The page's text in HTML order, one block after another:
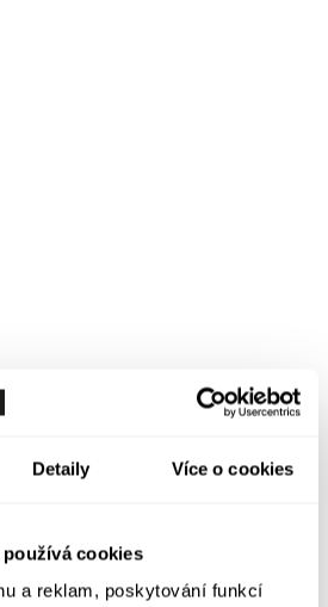
Detaily Více o cookies
cookies
a reklam, poskytování funkcí